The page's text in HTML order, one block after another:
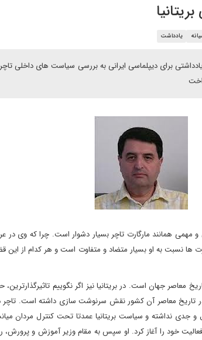
یادداشت
برای دیپلماسی ایرانی به بررسی سیاست های داخلی
همانند مارگارت تاچر بسیار دشوار است. چرا که وی در
نسبت به او بسیار متضاد و متفاوت است و هر کدام از این
معاصر جهان است. در بریتانیا نیز اگر نگوییم
در تاریخ معاصر آن کشور نقش سرنوشت سازی داشته است. تاچر
جدی نداشته و سیاست بریتانیا عمدتا تحت کنترل مردان
خود را آغاز کرد. او سپس به مقام وزیر آموزش و پرورش،